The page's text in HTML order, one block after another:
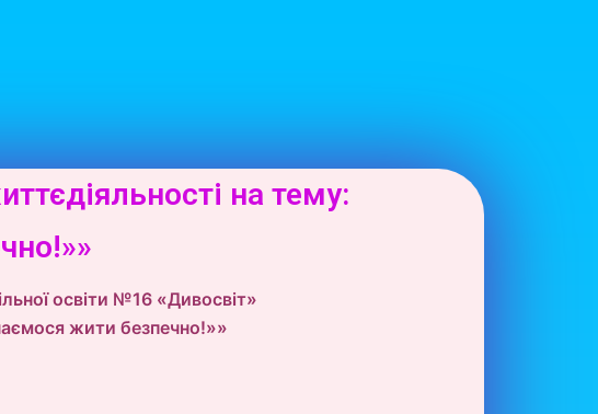
на тему:
освіти №16 «Дивосвіт»
жити безпечно!»»